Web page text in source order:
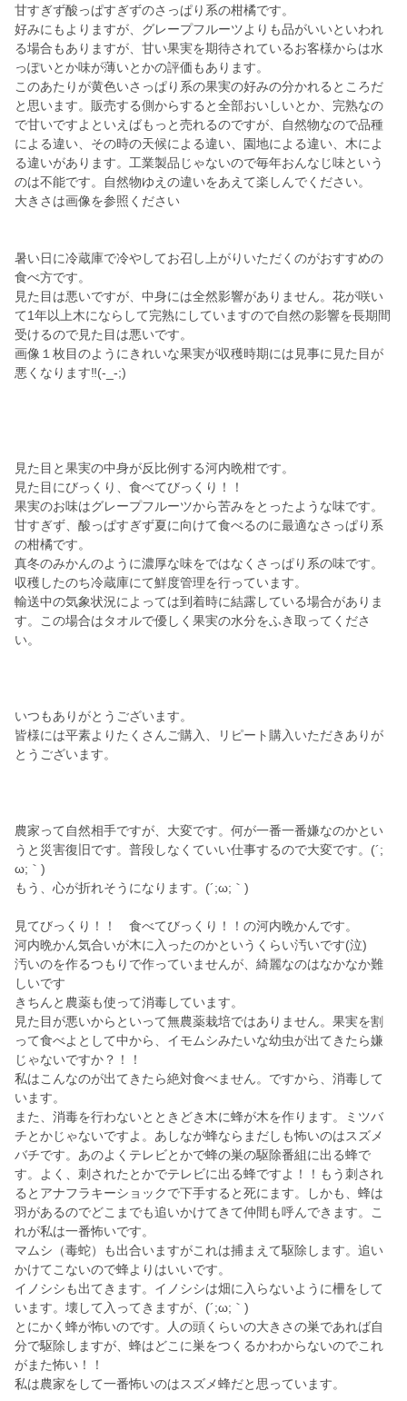
甘すぎず酸っぱすぎずのさっぱり系の柑橘です。
好みにもよりますが、グレープフルーツよりも品がいいといわれ
る場合もありますが、甘い果実を期待されているお客様からは水
っぽいとか味が薄いとかの評価もあります。
このあたりが黄色いさっぱり系の果実の好みの分かれるところだ
と思います。販売する側からすると全部おいしいとか、完熟なの
で甘いですよといえばもっと売れるのですが、自然物なので品種
による違い、その時の天候による違い、園地による違い、木によ
る違いがあります。工業製品じゃないので毎年おんなじ味という
のは不能です。自然物ゆえの違いをあえて楽しんでください。
大きさは画像を参照ください
暑い日に冷蔵庫で冷やしてお召し上がりいただくのがおすすめの
食べ方です。
見た目は悪いですが、中身には全然影響がありません。花が咲い
て1年以上木にならして完熟にしていますので自然の影響を長期間
受けるので見た目は悪いです。
画像１枚目のようにきれいな果実が収穫時期には見事に見た目が
悪くなります‼️(-_-;)
見た目と果実の中身が反比例する河内晩柑です。
見た目にびっくり、食べてびっくり！！
果実のお味はグレープフルーツから苦みをとったような味です。
甘すぎず、酸っぱすぎず夏に向けて食べるのに最適なさっぱり系
の柑橘です。
真冬のみかんのように濃厚な味をではなくさっぱり系の味です。
収穫したのち冷蔵庫にて鮮度管理を行っています。
輸送中の気象状況によっては到着時に結露している場合がありま
す。この場合はタオルで優しく果実の水分をふき取ってくださ
い。
いつもありがとうございます。
皆様には平素よりたくさんご購入、リピート購入いただきありが
とうございます。
農家って自然相手ですが、大変です。何が一番一番嫌なのかとい
うと災害復旧です。普段しなくていい仕事するので大変です。(´;
ω;｀)
もう、心が折れそうになります。(´;ω;｀)
見てびっくり！！ 食べてびっくり！！の河内晩かんです。
河内晩かん気合いが木に入ったのかというくらい汚いです(泣)
汚いのを作るつもりで作っていませんが、綺麗なのはなかなか難
しいです
きちんと農薬も使って消毒しています。
見た目が悪いからといって無農薬栽培ではありません。果実を割
って食べよとして中から、イモムシみたいな幼虫が出てきたら嫌
じゃないですか？！！
私はこんなのが出てきたら絶対食べません。ですから、消毒して
います。
また、消毒を行わないとときどき木に蜂が木を作ります。ミツバ
チとかじゃないですよ。あしなが蜂ならまだしも怖いのはスズメ
バチです。あのよくテレビとかで蜂の巣の駆除番組に出る蜂で
す。よく、刺されたとかでテレビに出る蜂ですよ！！もう刺され
るとアナフラキーショックで下手すると死にます。しかも、蜂は
羽があるのでどこまでも追いかけてきて仲間も呼んできます。こ
れが私は一番怖いです。
マムシ（毒蛇）も出合いますがこれは捕まえて駆除します。追い
かけてこないので蜂よりはいいです。
イノシシも出てきます。イノシシは畑に入らないように柵をして
います。壊して入ってきますが、(´;ω;｀)
とにかく蜂が怖いのです。人の頭くらいの大きさの巣であれば自
分で駆除しますが、蜂はどこに巣をつくるかわからないのでこれ
がまた怖い！！
私は農家をして一番怖いのはスズメ蜂だと思っています。